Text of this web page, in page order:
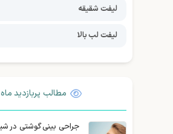
لیفت شقیقه
لیفت لب بالا
مطالب پربازدید ماه